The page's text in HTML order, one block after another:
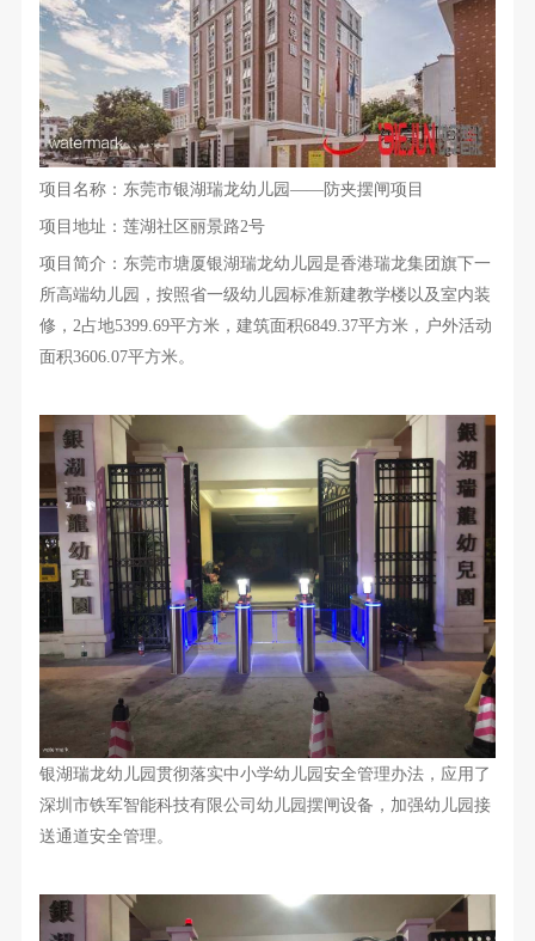
项目名称：东莞市银湖瑞龙幼儿园——防夹摆闸项目
项目地址：莲湖社区丽景路2号
项目简介： 东莞市塘厦银湖瑞龙幼儿园是香港瑞龙集团旗下一
所高端幼儿园，按照省一级幼儿园标准新建教学楼以及室内装
修，2占地5399.69平方米，建筑面积6849.37平方米，户外活动
面积3606.07平方米。
银湖瑞龙幼儿园贯彻落实中小学幼儿园安全管理办法，应用了
深圳市铁军智能科技有限公司幼儿园摆闸设备，加强幼儿园接
送通道安全管理。